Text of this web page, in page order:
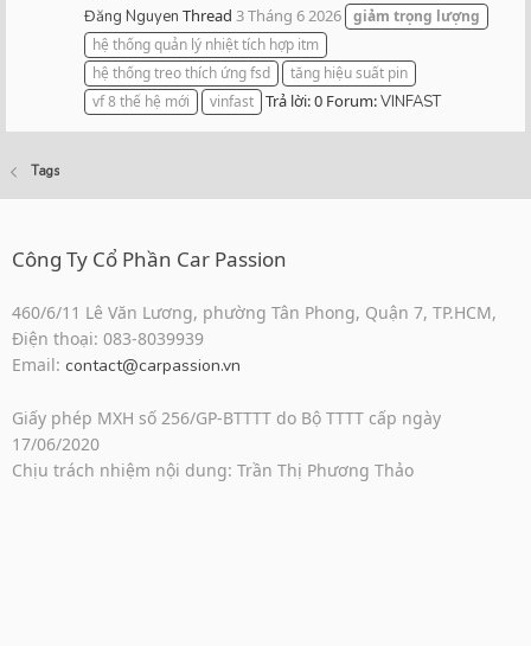
Đăng Nguyen Thread 3 Tháng 6 2026 giảm trọng lượng
hệ thống quản lý nhiệt tích hợp itm
hệ thống treo thích ứng fsd
tăng hiệu suất pin
vf 8 thế hệ mới
vinfast Trả lời: 0 Forum:VINFAST
Tags
Công Ty Cổ Phần Car Passion
460/6/11 Lê Văn Lương, phường Tân Phong, Quận 7, TP.HCM,
Điện thoại: 083-8039939
Email: contact@carpassion.vn
Giấy phép MXH số 256/GP-BTTTT do Bộ TTTT cấp ngày
17/06/2020
Chịu trách nhiệm nội dung: Trần Thị Phương Thảo